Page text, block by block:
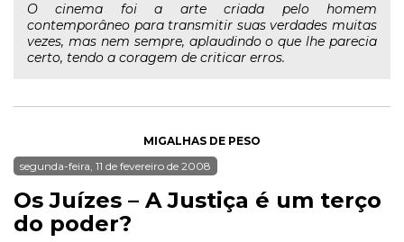
O cinema foi a arte criada pelo homem
contemporâneo para transmitir suas verdades muitas
vezes, mas nem sempre, aplaudindo o que lhe parecia
certo, tendo a coragem de criticar erros.
MIGALHAS DE PESO
segunda-feira, 11 de fevereiro de 2008
Os Juízes – A Justiça é um terço
do poder?